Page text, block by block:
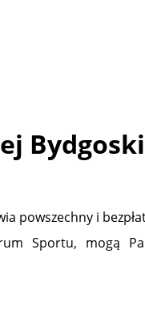
powszechny i
Sportu, mogą